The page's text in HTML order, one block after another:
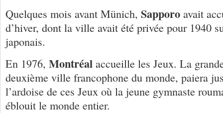
Quelques mois avant Münich, Sapporo avait
d’hiver, dont la ville avait été privée pour 1940
japonais.
En 1976, Montréal accueille les Jeux. La
deuxième ville francophone du monde, paiera
l’ardoise de ces Jeux où la jeune gymnaste
éblouit le monde entier.